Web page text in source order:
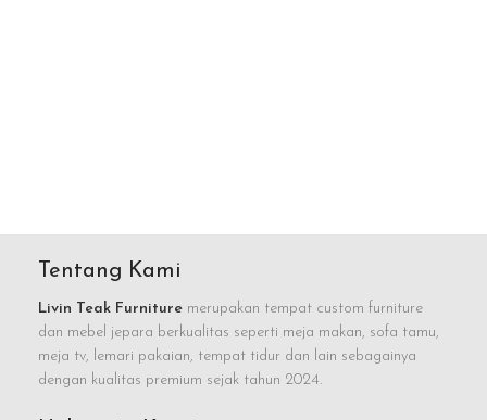
Tentang Kami
Livin Teak Furniture merupakan tempat custom furniture
dan mebel jepara berkualitas seperti meja makan, sofa tamu,
meja tv, lemari pakaian, tempat tidur dan lain sebagainya
dengan kualitas premium sejak tahun 2024.